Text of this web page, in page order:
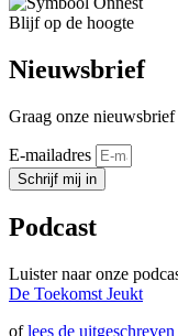
Blijf op de hoogte
Nieuwsbrief
Graag onze
E-mailadres
Schrijf mij in
Podcast
Luister naar onze
De Toekomst Jeukt
oflees de